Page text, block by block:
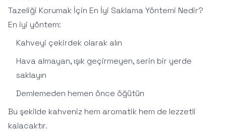
Tazeliği Korumak İçin En İyi Saklama Yöntemi Nedir?
En iyi yöntem:
Kahveyi çekirdek olarak alın
Hava almayan, ışık geçirmeyen, serin bir yerde
saklayın
Demlemeden hemen önce öğütün
Bu şekilde kahveniz hem aromatik hem de lezzetli
kalacaktır.